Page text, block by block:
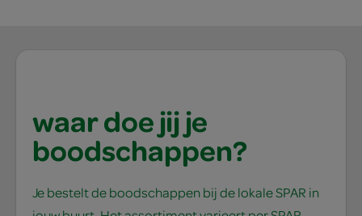
waar doe jij je
boodschappen?
Je bestelt de boodschappen bij de lokale SPAR in